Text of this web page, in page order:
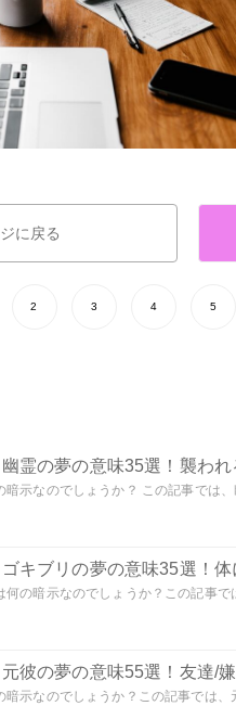
に戻る
2 3 4 5
幽霊の夢の意味35選！襲わ
暗示なのでしょうか？ この記事では
ゴキブリの夢の意味35選！
何の暗示なのでしょうか？この記事で
元彼の夢の意味55選！友達/
暗示なのでしょうか？この記事では、